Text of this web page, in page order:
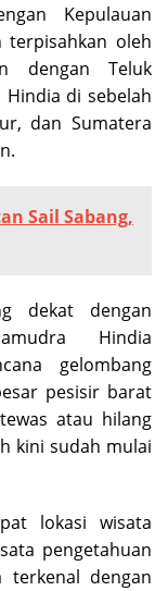
Kepulauan
oleh
dengan Teluk
Hindia di sebelah
dan Sumatera
Sail Sabang,
dekat dengan
Hindia
gelombang
pesisir barat
atau hilang
kini sudah mulai
lokasi wisata
pengetahuan
terkenal dengan